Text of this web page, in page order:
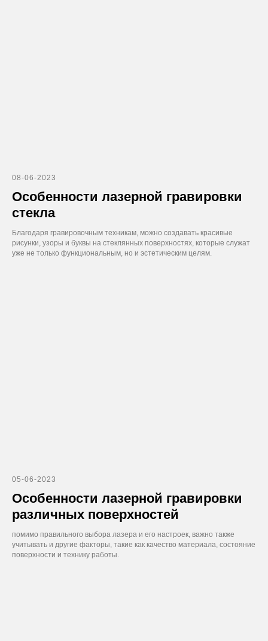
08-06-2023
Особенности лазерной гравировки
стекла
Благодаря гравировочным техникам, можно создавать красивые
рисунки, узоры и буквы на стеклянных поверхностях, которые служат
уже не только функциональным, но и эстетическим целям.
05-06-2023
Особенности лазерной гравировки
различных поверхностей
помимо правильного выбора лазера и его настроек, важно также
учитывать и другие факторы, такие как качество материала, состояние
поверхности и технику работы.